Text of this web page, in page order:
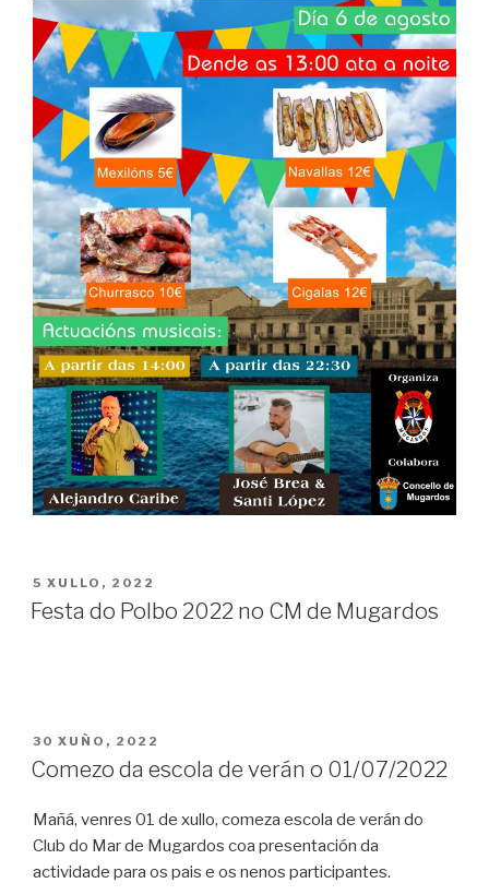
POSTED
ON
5 XULLO, 2022
Festa do Polbo 2022 no CM de Mugardos
POSTED
ON
30 XUÑO, 2022
Comezo da escola de verán o 01/07/2022
Mañá, venres 01 de xullo, comeza escola de verán do
Club do Mar de Mugardos coa presentación da
actividade para os pais e os nenos participantes.